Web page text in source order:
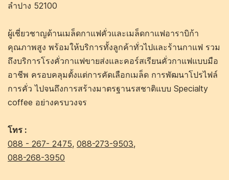
ลำปาง 52100
ผู้เชี่ยวชาญด้านเมล็ดกาแฟคั่วและเมล็ดกาแฟอาราบิก้า
คุณภาพสูง พร้อมให้บริการทั้งลูกค้าทั่วไปและร้านกาแฟ รวม
ถึงบริการโรงคั่วกาแฟขายส่งและคอร์สเรียนคั่วกาแฟแบบมือ
อาชีพ ครอบคลุมตั้งแต่การคัดเลือกเมล็ด การพัฒนาโปรไฟล์
การคั่ว ไปจนถึงการสร้างมาตรฐานรสชาติแบบ Specialty
coffee อย่างครบวงจร
โทร :
088 - 267- 2475, 088-273-9503,
088-268-3950